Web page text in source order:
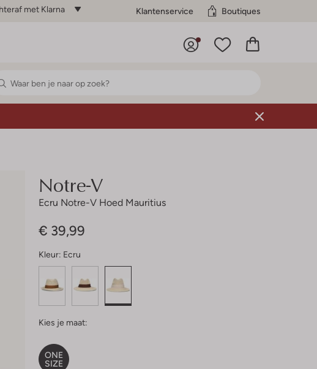
met Klarna Klantenservice Boutiques
Notre-V
Ecru Notre-V Hoed Mauritius
€ 39,99
Kleur: Ecru
Kies je maat:
ONE
SIZE